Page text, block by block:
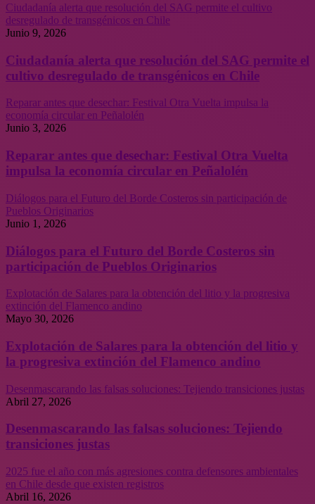
Ciudadanía alerta que resolución del SAG permite el cultivo
desregulado de transgénicos en Chile
Junio 9, 2026
Ciudadanía alerta que resolución del SAG permite el
cultivo desregulado de transgénicos en Chile
Reparar antes que desechar: Festival Otra Vuelta impulsa la
economía circular en Peñalolén
Junio 3, 2026
Reparar antes que desechar: Festival Otra Vuelta
impulsa la economía circular en Peñalolén
Diálogos para el Futuro del Borde Costeros sin participación de
Pueblos Originarios
Junio 1, 2026
Diálogos para el Futuro del Borde Costeros sin
participación de Pueblos Originarios
Explotación de Salares para la obtención del litio y la progresiva
extinción del Flamenco andino
Mayo 30, 2026
Explotación de Salares para la obtención del litio y
la progresiva extinción del Flamenco andino
Desenmascarando las falsas soluciones: Tejiendo transiciones justas
Abril 27, 2026
Desenmascarando las falsas soluciones: Tejiendo
transiciones justas
2025 fue el año con más agresiones contra defensores ambientales
en Chile desde que existen registros
Abril 16, 2026